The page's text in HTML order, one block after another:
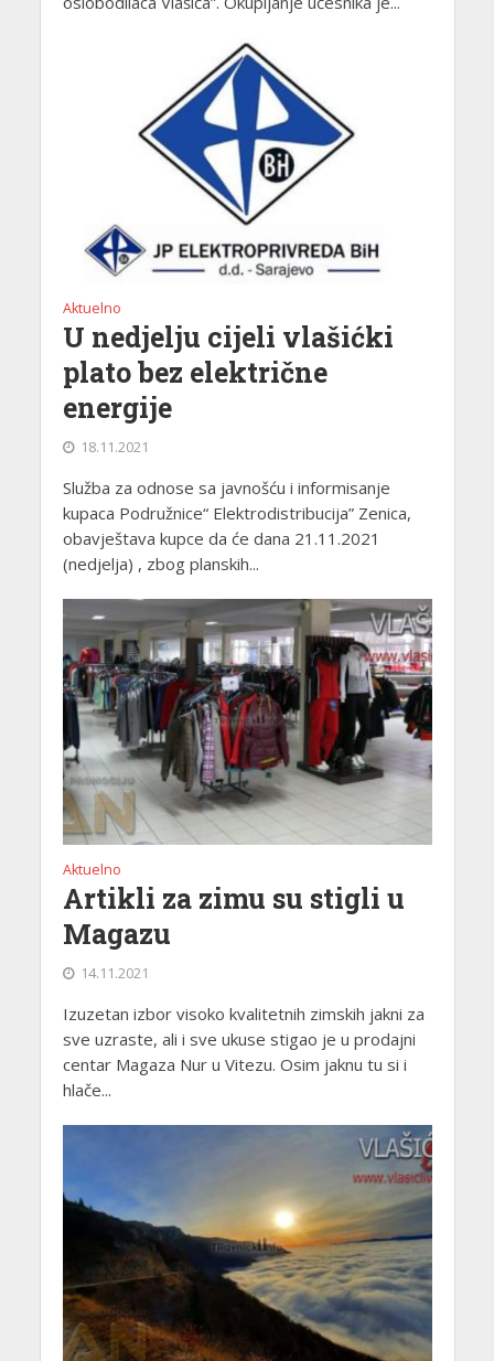
Aktuelno
U nedjelju cijeli vlašićki
plato bez električne
energije
18.11.2021
Služba za odnose sa javnošću i informisanje
kupaca Podružnice“ Elektrodistribucija” Zenica,
obavještava kupce da će dana 21.11.2021
(nedjelja) , zbog planskih...
Aktuelno
Artikli za zimu su stigli u
Magazu
14.11.2021
Izuzetan izbor visoko kvalitetnih zimskih jakni za
sve uzraste, ali i sve ukuse stigao je u prodajni
centar Magaza Nur u Vitezu. Osim jaknu tu si i
hlače...